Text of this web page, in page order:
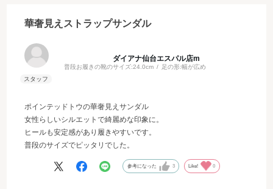
華奢見えストラップサンダル
ダイアナ仙台エスパル店m
普段お履きの靴のサイズ:24.0cm 足の形:幅が広め
ポインテッドトウの華奢見えサンダル
女性らしいシルエットで綺麗めな印象に。
ヒールも安定感があり履きやすいです。
普段のサイズでピッタリでした。
参考になった 3 Like! 0